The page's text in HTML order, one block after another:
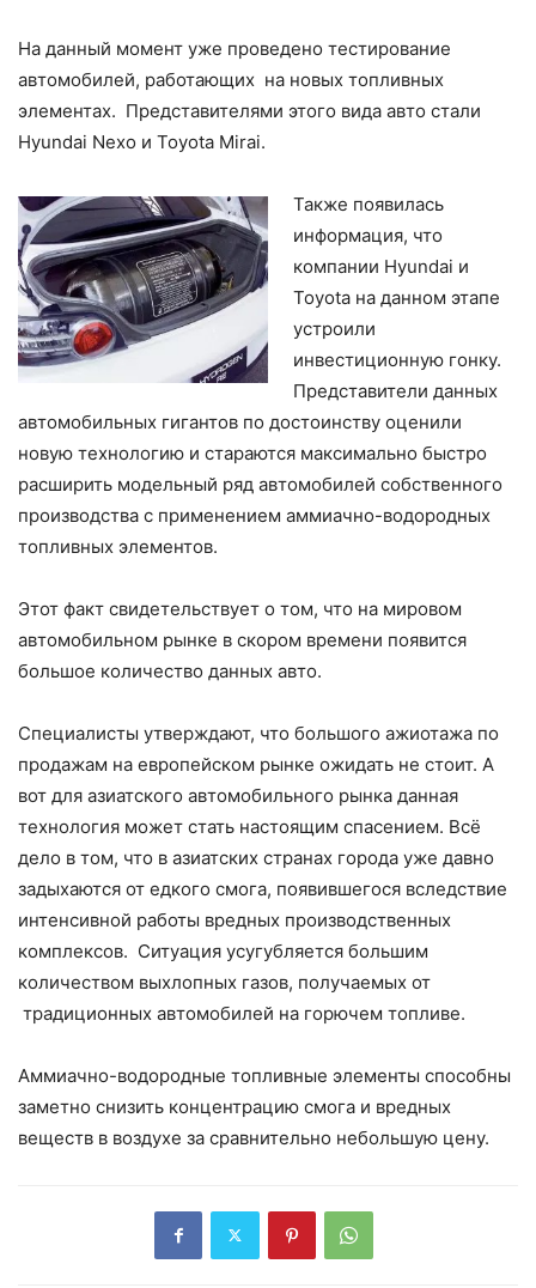
На данный момент уже проведено тестирование
автомобилей, работающих на новых топливных
элементах. Представителями этого вида авто стали
Hyundai Nexo и Toyota Mirai.
Также появилась
информация, что
компании Hyundai и
Toyota на данном этапе
устроили
инвестиционную гонку.
Представители данных
автомобильных гигантов по достоинству оценили
новую технологию и стараются максимально быстро
расширить модельный ряд автомобилей собственного
производства с применением аммиачно-водородных
топливных элементов.
Этот факт свидетельствует о том, что на мировом
автомобильном рынке в скором времени появится
большое количество данных авто.
Специалисты утверждают, что большого ажиотажа по
продажам на европейском рынке ожидать не стоит. А
вот для азиатского автомобильного рынка данная
технология может стать настоящим спасением. Всё
дело в том, что в азиатских странах города уже давно
задыхаются от едкого смога, появившегося вследствие
интенсивной работы вредных производственных
комплексов. Ситуация усугубляется большим
количеством выхлопных газов, получаемых от
традиционных автомобилей на горючем топливе.
Аммиачно-водородные топливные элементы способны
заметно снизить концентрацию смога и вредных
веществ в воздухе за сравнительно небольшую цену.